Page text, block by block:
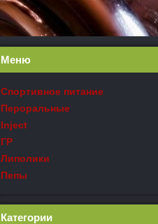
Меню
Спортивное питание
Пероральные
Inject
ГР
Липолики
Пепы
Категории